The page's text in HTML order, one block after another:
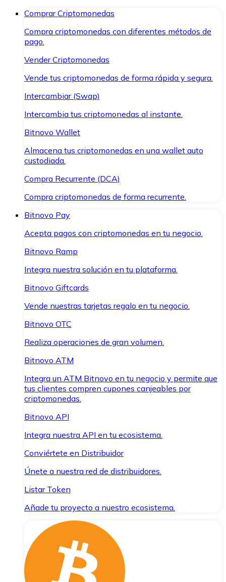
Comprar Criptomonedas
Compra criptomonedas con diferentes métodos de
pago.
Vender Criptomonedas
Vende tus criptomonedas de forma rápida y segura.
Intercambiar (Swap)
Intercambia tus criptomonedas al instante.
Bitnovo Wallet
Almacena tus criptomonedas en una wallet auto
custodiada.
Compra Recurrente (DCA)
Compra criptomonedas de forma recurrente.
Bitnovo Pay
Acepta pagos con criptomonedas en tu negocio.
Bitnovo Ramp
Integra nuestra solución en tu plataforma.
Bitnovo Giftcards
Vende nuestras tarjetas regalo en tu negocio.
Bitnovo OTC
Realiza operaciones de gran volumen.
Bitnovo ATM
Integra un ATM Bitnovo en tu negocio y permite que
tus clientes compren cupones canjeables por
criptomonedas.
Bitnovo API
Integra nuestra API en tu ecosistema.
Conviértete en Distribuidor
Únete a nuestra red de distribuidores.
Listar Token
Añade tu proyecto a nuestro ecosistema.